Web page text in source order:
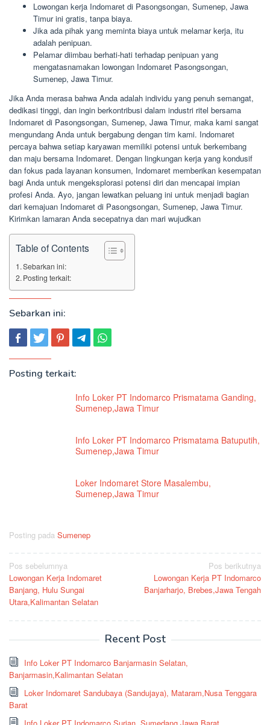
Lowongan kerja Indomaret di Pasongsongan, Sumenep, Jawa
Timur ini gratis, tanpa biaya.
Jika ada pihak yang meminta biaya untuk melamar kerja, itu
adalah penipuan.
Pelamar diimbau berhati-hati terhadap penipuan yang
mengatasnamakan lowongan Indomaret Pasongsongan,
Sumenep, Jawa Timur.
Jika Anda merasa bahwa Anda adalah individu yang penuh semangat,
dedikasi tinggi, dan ingin berkontribusi dalam industri ritel bersama
Indomaret di Pasongsongan, Sumenep, Jawa Timur, maka kami sangat
mengundang Anda untuk bergabung dengan tim kami. Indomaret
percaya bahwa setiap karyawan memiliki potensi untuk berkembang
dan maju bersama Indomaret. Dengan lingkungan kerja yang kondusif
dan fokus pada layanan konsumen, Indomaret memberikan kesempatan
bagi Anda untuk mengeksplorasi potensi diri dan mencapai impian
profesi Anda. Ayo, jangan lewatkan peluang ini untuk menjadi bagian
dari kemajuan Indomaret di Pasongsongan, Sumenep, Jawa Timur.
Kirimkan lamaran Anda secepatnya dan mari wujudkan
Table of Contents
Sebarkan ini:
Posting terkait:
Sebarkan ini:
Posting terkait:
Info Loker PT Indomarco Prismatama Ganding,
Sumenep,Jawa Timur
Info Loker PT Indomarco Prismatama Batuputih,
Sumenep,Jawa Timur
Loker Indomaret Store Masalembu,
Sumenep,Jawa Timur
Posting pada Sumenep
Navigasi
pos
Pos sebelumnya
Lowongan Kerja Indomaret
Banjang, Hulu Sungai
Utara,Kalimantan Selatan
Pos berikutnya
Lowongan Kerja PT Indomarco
Banjarharjo, Brebes,Jawa Tengah
Recent Post
Info Loker PT Indomarco Banjarmasin Selatan,
Banjarmasin,Kalimantan Selatan
Loker Indomaret Sandubaya (Sandujaya), Mataram,Nusa Tenggara
Barat